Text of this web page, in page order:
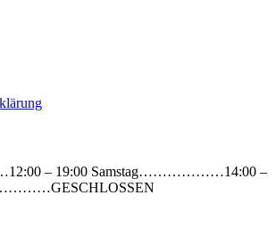
– 19:00 Samstag………………14:00 –